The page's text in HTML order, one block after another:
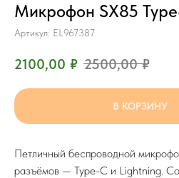
Микрофон SX85
Артикул: EL967387
2100,00 ₽ 2500,00 ₽
В КОРЗИНУ
Петличный беспроводной
разъёмов — Type-C и Lightning.